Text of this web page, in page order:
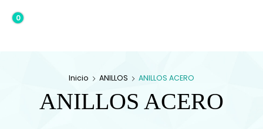
0,00€
0
Inicio ANILLOS ANILLOS ACERO
ANILLOS ACERO